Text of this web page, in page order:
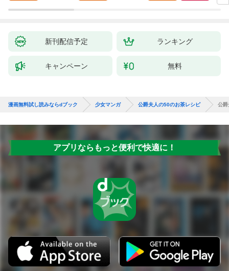
新刊配信予定 ランキング
キャンペーン 無料
漫画無料試し読みならdブック 少女マンガ 公爵夫人の50のお茶レシピ 公
アプリならもっと便利で快適に！